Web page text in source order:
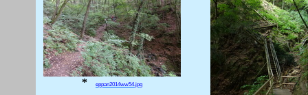
* eppan2014ww54.jpg